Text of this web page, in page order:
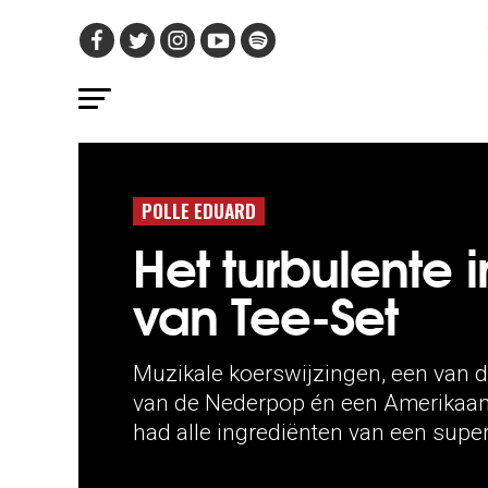
POLLE EDUARD
Het turbulente
van Tee-Set
Muzikale koerswijzingen, een van
van de Nederpop én een
had alle ingrediënten van een